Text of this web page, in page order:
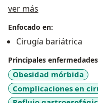
ver más
Enfocado en:
Cirugía bariátrica
Principales
Obesidad mórbida
Complicaciones en